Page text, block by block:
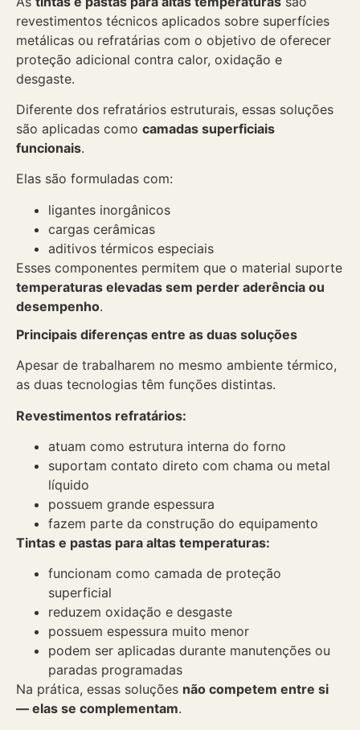
revestimentos técnicos aplicados sobre superfícies
metálicas ou refratárias com o objetivo de oferecer
proteção adicional contra calor, oxidação e
desgaste.
Diferente dos refratários estruturais, essas soluções
são aplicadas como camadas superficiais
funcionais.
Elas são formuladas com:
ligantes inorgânicos
cargas cerâmicas
aditivos térmicos especiais
Esses componentes permitem que o material suporte
temperaturas elevadas sem perder aderência ou
desempenho.
Principais diferenças entre as duas soluções
Apesar de trabalharem no mesmo ambiente térmico,
as duas tecnologias têm funções distintas.
Revestimentos refratários:
atuam como estrutura interna do forno
suportam contato direto com chama ou metal
líquido
possuem grande espessura
fazem parte da construção do equipamento
Tintas e pastas para altas temperaturas:
funcionam como camada de proteção
superficial
reduzem oxidação e desgaste
possuem espessura muito menor
podem ser aplicadas durante manutenções ou
paradas programadas
Na prática, essas soluções não competem entre si
— elas se complementam.